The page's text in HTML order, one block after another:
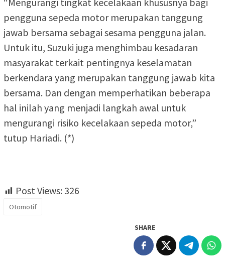
pengguna sepeda motor merupakan tanggung
jawab bersama sebagai sesama pengguna jalan.
Untuk itu, Suzuki juga menghimbau kesadaran
masyarakat terkait pentingnya keselamatan
berkendara yang merupakan tanggung jawab kita
bersama. Dan dengan memperhatikan beberapa
hal inilah yang menjadi langkah awal untuk
mengurangi risiko kecelakaan sepeda motor,”
tutup Hariadi. (*)
Post Views: 326
Otomotif
SHARE